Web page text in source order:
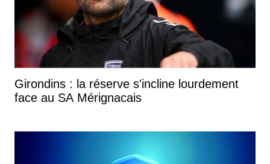
Girondins : la réserve s'incline lourdement
face au SA Mérignacais